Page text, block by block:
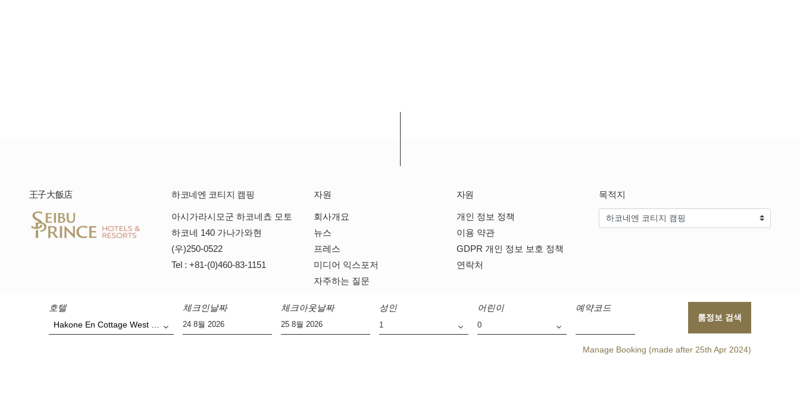
호텔 체크인날짜 체크아웃날짜 성인 어린이 예약코드
룸정보 검색
Manage Booking (made after 25th Apr 2024)
王子大飯店 하코네엔 코티지 캠핑
아시가라시모군 하코네쵸 모토
하코네 140 가나가와현
(우)250-0522
Tel : +81-(0)460-83-1151
자원
회사개요
뉴스
프레스
미디어 익스포저
자주하는 질문
자원
개인 정보 정책
이용 약관
GDPR 개인 정보 보호 정책
연락처
목적지